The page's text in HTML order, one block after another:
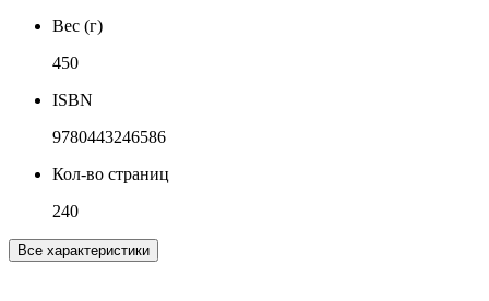
Вес (г)
450
ISBN
9780443246586
Кол-во страниц
240
Все характеристики